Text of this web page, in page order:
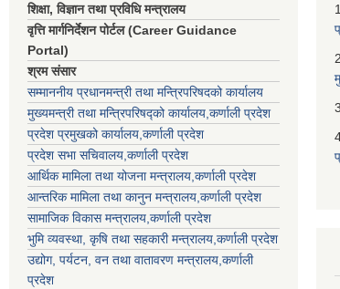
शिक्षा, विज्ञान तथा प्रविधि मन्त्रालय
वृत्ति मार्गनिर्देशन पोर्टल (Career Guidance
Portal)
श्रम संसार
सम्माननीय प्रधानमन्त्री तथा मन्त्रिपरिषद‌को कार्यालय
मुख्यमन्त्री तथा मन्त्रिपरिषद्को कार्यालय,कर्णाली प्रदेश
प्रदेश प्रमुखको कार्यालय,कर्णाली प्रदेश
प्रदेश सभा सचिवालय,कर्णाली प्रदेश
आर्थिक मामिला तथा योजना मन्त्रालय,कर्णाली प्रदेश
आन्तरिक मामिला तथा कानुन मन्त्रालय,कर्णाली प्रदेश
सामाजिक विकास मन्त्रालय,कर्णाली प्रदेश
भुमि व्यवस्था, कृषि तथा सहकारी मन्त्रालय,कर्णाली प्रदेश
उद्योग, पर्यटन, वन तथा वातावरण मन्त्रालय,कर्णाली
प्रदेश